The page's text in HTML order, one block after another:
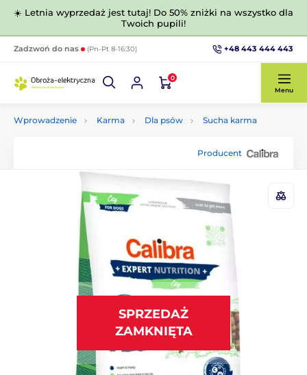
☀️ Letnia wyprzedaż jest tutaj! Do 50% zniżki na wszystko dla
Twoich pupili!
Zadzwoń do nas (Pn-Pt 8-16:30) +48 443 444 443
0
Menu
Wprowadzenie Karma Dla psów Sucha karma
Producent
SPRZEDAŻ
ZAMKNIĘTA